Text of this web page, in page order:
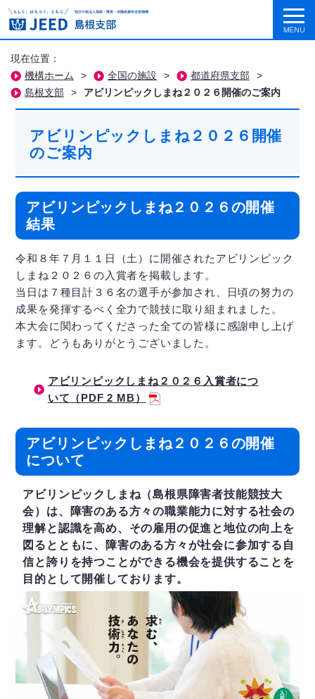
現在位置：
機構ホーム
> 全国の施設 > 都道府県支部
>
島根支部
> アビリンピックしまね２０２６開催のご案内
アビリンピックしまね２０２６開催
のご案内
アビリンピックしまね２０２６の開催
結果
令和８年７月１１日（土）に開催されたアビリンピック
しまね２０２６の入賞者を掲載します。
当日は７種目計３６名の選手が参加され、日頃の努力の
成果を発揮するべく全力で競技に取り組まれました。
本大会に関わってくださった全ての皆様に感謝申し上げ
ます。どうもありがとうございました。
アビリンピックしまね２０２６入賞者につ
いて（PDF 2 MB）
アビリンピックしまね２０２６の開催
について
アビリンピックしまね（島根県障害者技能競技大
会）は、障害のある方々の職業能力に対する社会の
理解と認識を高め、その雇用の促進と地位の向上を
図るとともに、障害のある方々が社会に参加する自
信と誇りを持つことができる機会を提供することを
目的として開催しております。